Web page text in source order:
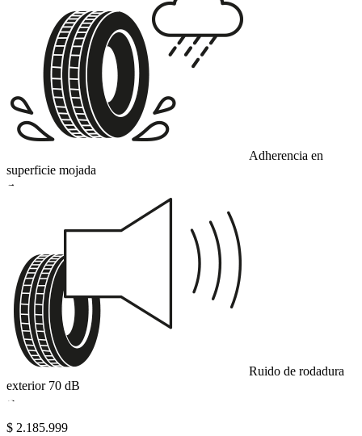
Adherencia en
superficie mojada
A
Ruido de rodadura
exterior 70 dB
B
$ 2.185.999